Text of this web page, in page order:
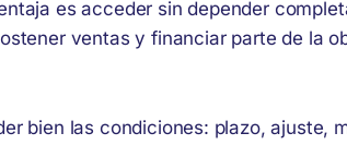
es acceder sin depender
ventas y financiar parte de la
bien las condiciones: plazo, ajuste,